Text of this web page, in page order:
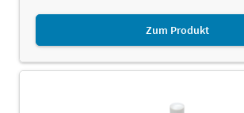
Zum Produkt